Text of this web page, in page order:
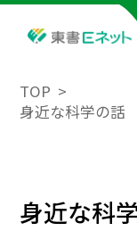
TOP
身近な科学の
身近な科